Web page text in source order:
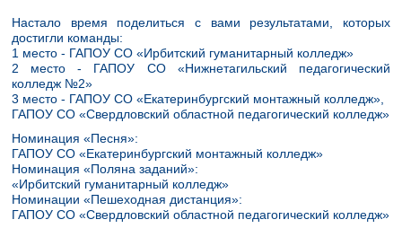
Настало время поделиться с вами результатами, которых
достигли команды:
1 место - ГАПОУ СО «Ирбитский гуманитарный колледж»
2 место - ГАПОУ СО «Нижнетагильский педагогический
колледж №2»
3 место - ГАПОУ СО «Екатеринбургский монтажный колледж»,
ГАПОУ СО «Свердловский областной педагогический колледж»
Номинация «Песня»:
ГАПОУ СО «Екатеринбургский монтажный колледж»
Номинация «Поляна заданий»:
«Ирбитский гуманитарный колледж»
Номинации «Пешеходная дистанция»:
ГАПОУ СО «Свердловский областной педагогический колледж»